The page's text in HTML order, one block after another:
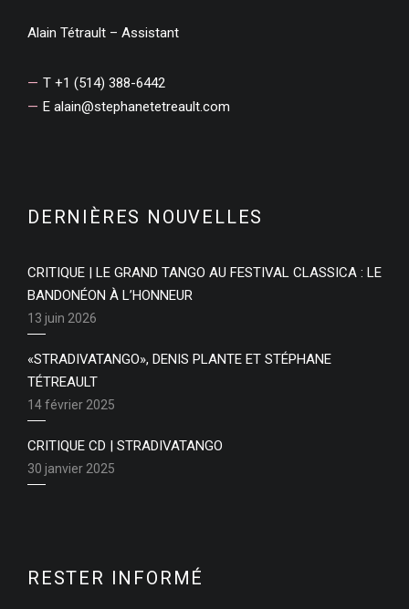
Alain Tétrault – Assistant
T +1 (514) 388-6442
E alain@stephanetetreault.com
DERNIÈRES NOUVELLES
CRITIQUE | LE GRAND TANGO AU FESTIVAL CLASSICA : LE
BANDONÉON À L’HONNEUR
13 juin 2026
«STRADIVATANGO», DENIS PLANTE ET STÉPHANE
TÉTREAULT
14 février 2025
CRITIQUE CD | STRADIVATANGO
30 janvier 2025
RESTER INFORMÉ